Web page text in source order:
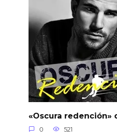
«Oscura redención»
0 521